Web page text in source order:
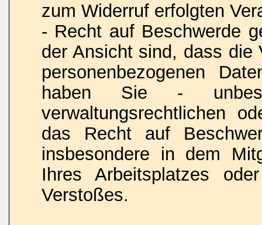
zum Widerruf erfolgten
- Recht auf Beschwerde
der Ansicht sind, dass die
personenbezogenen
haben Sie -
verwaltungsrechtlichen
das Recht auf
insbesondere in dem
Ihres Arbeitsplatzes
Verstoßes.